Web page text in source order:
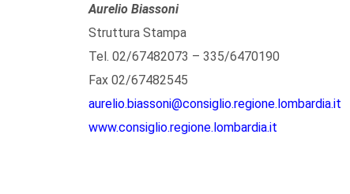
Aurelio Biassoni
Struttura Stampa
Tel. 02/67482073 – 335/6470190
Fax 02/67482545
aurelio.biassoni@consiglio.regione.lombardia.it
www.consiglio.regione.lombardia.it